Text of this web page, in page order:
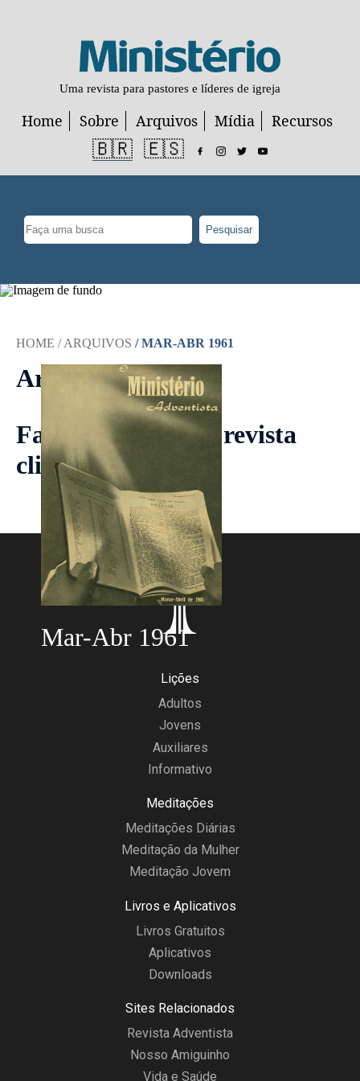
Uma revista para pastores e líderes de igreja
Home Sobre Arquivos Mídia Recursos
🇧🇷 🇪🇸
Pesquisar
Mar-Abr 1961
HOME / ARQUIVOS / MAR-ABR 1961
Artigos
Faça download da revista
clicando aqui
Lições
Adultos
Jovens
Auxiliares
Informativo
Meditações
Meditações Diárias
Meditação da Mulher
Meditação Jovem
Livros e Aplicativos
Livros Gratuitos
Aplicativos
Downloads
Sites Relacionados
Revista Adventista
Nosso Amiguinho
Vida e Saúde